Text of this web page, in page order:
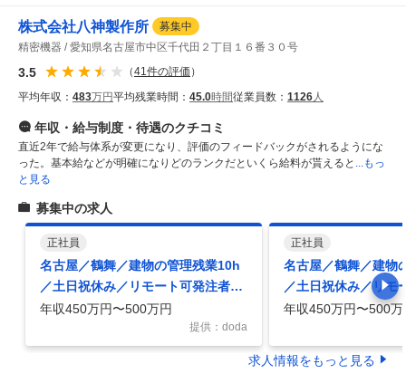
株式会社八神製作所
募集中
精密機器
愛知県名古屋市中区千代田２丁目１６番３０号
3.5 （41件の評価 ）
平均年収： 483万円平均残業時間： 45.0時間従業員数： 1126人
年収・給与制度・待遇のクチコミ
直近2年で給与体系が変更になり、評価のフィードバックがされるようにな
った。基本給などが明確になりどのランクだといくら給料が貰えると ...もっ
と見る
募集中の求人
正社員
名古屋／鶴舞／建物の管理残業10h
／土日祝休み／リモート可発注者側
へ施工管理経験歓迎
年収450万円〜500万円
提供：doda
正社員
名古屋／鶴舞／建物
／土日祝休み／リモ
へ施工管理経験歓迎
年収450万円〜500万
求人情報をもっと見る